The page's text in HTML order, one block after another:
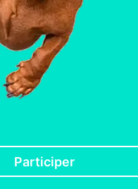
Participer